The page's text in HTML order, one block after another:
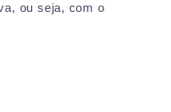
ou seja, com o